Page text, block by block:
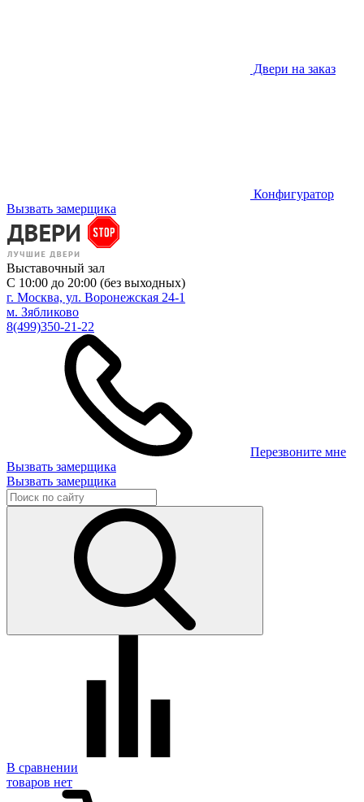
Двери на заказ
Конфигуратор
Вызвать замерщика
Выставочный зал
С 10:00 до 20:00 (без выходных)
г. Москва, ул. Воронежская 24-1
м. Зябликово
8(499)350-21-22
Перезвоните мне
Вызвать замерщика
Вызвать замерщика
В сравнении
товаров нет